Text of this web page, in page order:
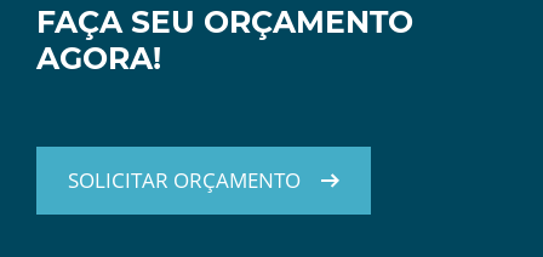
FAÇA SEU ORÇAMENTO
AGORA!
SOLICITAR ORÇAMENTO